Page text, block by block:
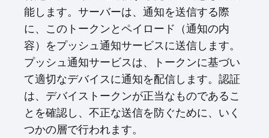
能します。サーバーは、通知を送信する際
に、このトークンとペイロード（通知の内
容）をプッシュ通知サービスに送信します。
プッシュ通知サービスは、トークンに基づい
て適切なデバイスに通知を配信します。認証
は、デバイストークンが正当なものであるこ
とを確認し、不正な送信を防ぐために、いく
つかの層で行われます。